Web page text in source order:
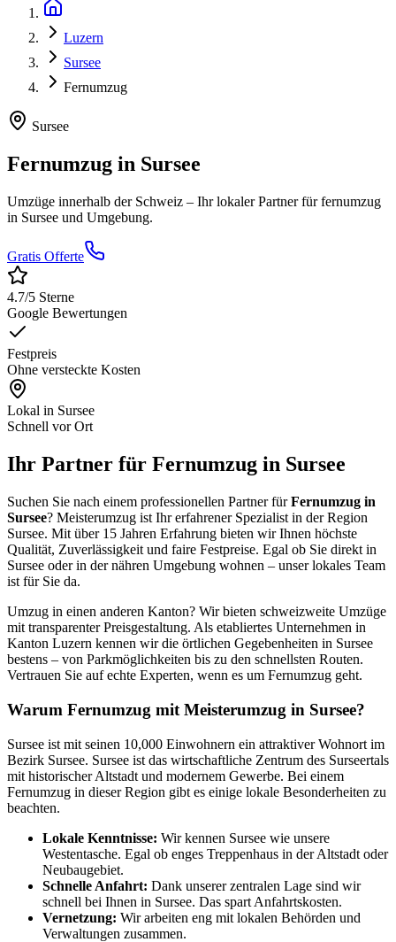
Luzern
Sursee
Fernumzug
Sursee
Fernumzug in Sursee
Umzüge innerhalb der Schweiz – Ihr lokaler Partner fürfernumzug
in Sursee und Umgebung.
Gratis Offerte
4.7/5 Sterne
Google Bewertungen
Festpreis
Ohne versteckte Kosten
Lokal in Sursee
Schnell vor Ort
Ihr Partner für Fernumzug in Sursee
Suchen Sie nach einem professionellen Partner fürFernumzug in
Sursee? Meisterumzug ist Ihr erfahrener Spezialist in der Region
Sursee. Mit über 15 Jahren Erfahrung bieten wir Ihnen höchste
Qualität, Zuverlässigkeit und faire Festpreise. Egal ob Sie direkt in
Sursee oder in der nähren Umgebung wohnen – unser lokales Team
ist für Sie da.
Umzug in einen anderen Kanton? Wir bieten schweizweite Umzüge
mit transparenter Preisgestaltung. Als etabliertes Unternehmen in
Kanton Luzern kennen wir die örtlichen Gegebenheiten in Sursee
bestens – von Parkmöglichkeiten bis zu den schnellsten Routen.
Vertrauen Sie auf echte Experten, wenn es um Fernumzug geht.
Warum Fernumzug mit Meisterumzug in Sursee?
Sursee ist mit seinen 10,000 Einwohnern ein attraktiver Wohnort im
Bezirk Sursee. Sursee ist das wirtschaftliche Zentrum des Surseertals
mit historischer Altstadt und modernem Gewerbe. Bei einem
Fernumzug in dieser Region gibt es einige lokale Besonderheiten zu
beachten.
Lokale Kenntnisse: Wir kennen Sursee wie unsere
Westentasche. Egal ob enges Treppenhaus in der Altstadt oder
Neubaugebiet.
Schnelle Anfahrt: Dank unserer zentralen Lage sind wir
schnell bei Ihnen in Sursee. Das spart Anfahrtskosten.
Vernetzung: Wir arbeiten eng mit lokalen Behörden und
Verwaltungen zusammen.